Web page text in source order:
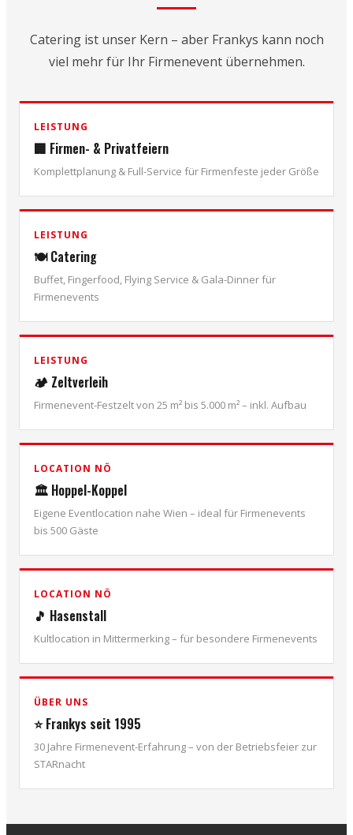
Catering ist unser Kern – aber Frankys kann noch
viel mehr für Ihr Firmenevent übernehmen.
LEISTUNG
🏢 Firmen- & Privatfeiern
Komplettplanung & Full-Service für Firmenfeste jeder Größe
LEISTUNG
🍽️ Catering
Buffet, Fingerfood, Flying Service & Gala-Dinner für
Firmenevents
LEISTUNG
🏕️ Zeltverleih
Firmenevent-Festzelt von 25 m² bis 5.000 m² – inkl. Aufbau
LOCATION NÖ
🏛️ Hoppel-Koppel
Eigene Eventlocation nahe Wien – ideal für Firmenevents
bis 500 Gäste
LOCATION NÖ
🎵 Hasenstall
Kultlocation in Mittermerking – für besondere Firmenevents
ÜBER UNS
⭐ Frankys seit 1995
30 Jahre Firmenevent-Erfahrung – von der Betriebsfeier zur
STARnacht